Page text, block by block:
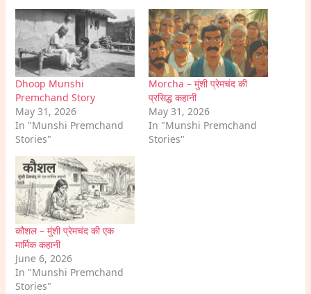
Dhoop Munshi
Premchand Story
May 31, 2026
In "Munshi Premchand
Stories"
Morcha – मुंशी प्रेमचंद की
प्रसिद्ध कहानी
May 31, 2026
In "Munshi Premchand
Stories"
कौशल – मुंशी प्रेमचंद की एक
मार्मिक कहानी
June 6, 2026
In "Munshi Premchand
Stories"